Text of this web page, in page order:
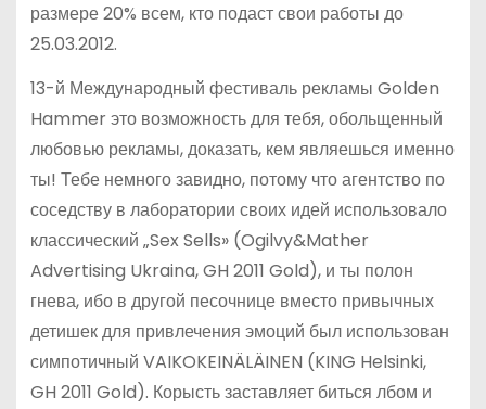
размере 20% всем, кто подаст свои работы до
25.03.2012.
13-й Международный фестиваль рекламы Golden
Hammer это возможность для тебя, обольщенный
любовью рекламы, доказать, кем являешься именно
ты! Тебе немного завидно, потому что агентство по
соседству в лаборатории своих идей использовало
классический „Sex Sells» (Ogilvy&Mather
Advertising Ukraina, GH 2011 Gold), и ты полон
гнева, ибо в другой песочнице вместо привычных
детишек для привлечения эмоций был использован
симпотичный VAIKOKEINÄLÄINEN (KING Helsinki,
GH 2011 Gold). Корысть заставляет биться лбом и